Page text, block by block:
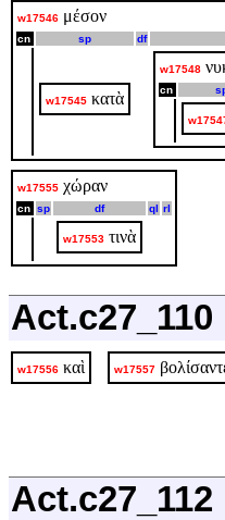
w17546 μέσον
cn sp df
w17545 κατὰ
w17548
cn
w17555 χώραν
cn sp df ql rl
w17553 τινὰ
Act.c27_110
w17556 καὶ w17557
Act.c27_112